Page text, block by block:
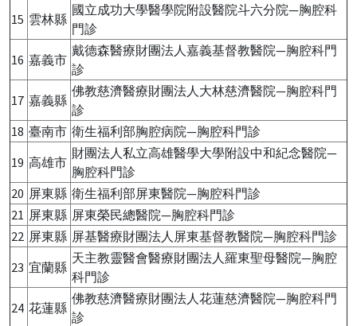
15 雲林縣
國立成功大學醫學院附設醫院斗六分院—胸腔科
門診
16 嘉義市
戴德森醫療財團法人嘉義基督教醫院—胸腔科門
診
17 嘉義縣
佛教慈濟醫療財團法人大林慈濟醫院—胸腔科門
診
18 臺南市 衛生福利部胸腔病院—胸腔科門診
19 高雄市
財團法人私立高雄醫學大學附設中和紀念醫院—
胸腔科門診
20 屏東縣 衛生福利部屏東醫院—胸腔科門診
21 屏東縣 屏東榮民總醫院—胸腔科門診
22 屏東縣 屏基醫療財團法人屏東基督教醫院—胸腔科門診
23 宜蘭縣
天主教靈醫會醫療財團法人羅東聖母醫院—胸腔
科門診
24 花蓮縣
佛教慈濟醫療財團法人花蓮慈濟醫院—胸腔科門
診